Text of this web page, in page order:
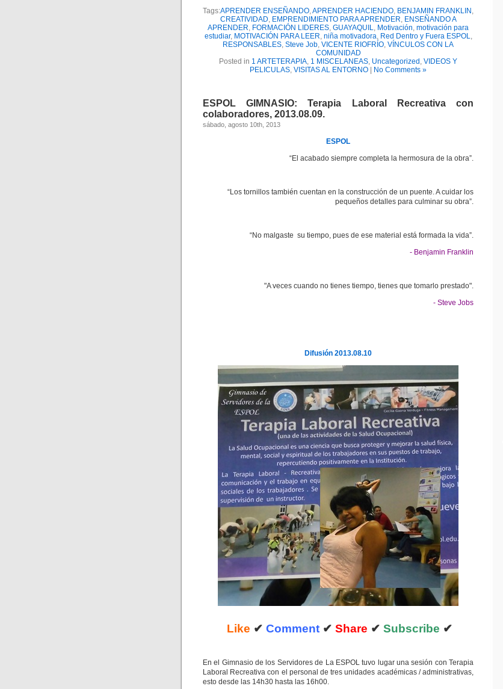
Tags:APRENDER ENSEÑANDO,APRENDER HACIENDO, BENJAMIN FRANKLIN ,
CREATIVIDAD, EMPRENDIMIENTO PARA APRENDER, ENSEÑANDO A
APRENDER, FORMACIÓN LIDERES, GUAYAQUIL, Motivación, motivación para
estudiar, MOTIVACIÓN PARA LEER, niña motivadora, Red Dentro y Fuera ESPOL,
RESPONSABLES, Steve Job, VICENTE RIOFRÍO, VÍNCULOS CON LA
COMUNIDAD
Posted in 1 ARTETERAPIA, 1 MISCELANEAS, Uncategorized , VIDEOS Y
PELICULAS, VISITAS AL ENTORNO No Comments »
ESPOL GIMNASIO: Terapia Laboral Recreativa con
colaboradores, 2013.08.09.
sábado, agosto 10th, 2013
ESPOL
“El acabado siempre completa la hermosura de la obra”.
“Los tornillos también cuentan en la construcción de un puente. A cuidar los
pequeños detalles para culminar su obra”.
“No malgaste su tiempo, pues de ese material está formada la vida”.
- Benjamin Franklin
"A veces cuando no tienes tiempo, tienes que tomarlo prestado".
- Steve Jobs
Difusión 2013.08.10
Like ✔ Comment ✔ Share ✔ Subscribe ✔
En el Gimnasio de los Servidores de La ESPOL tuvo lugar una sesión con Terapia
Laboral Recreativa con el personal de tres unidades académicas / administrativas,
esto desde las 14h30 hasta las 16h00.